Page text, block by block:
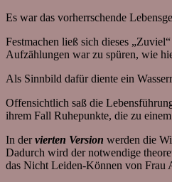
Es war das vorherrschende
Festmachen ließ sich dieses
Aufzählungen war zu spüren, wie
Als Sinnbild dafür diente ein
Offensichtlich saß die
ihrem Fall Ruhepunkte, die zu
In dervierten Version werden die
Dadurch wird der notwendige
das Nicht Leiden-Können von Frau